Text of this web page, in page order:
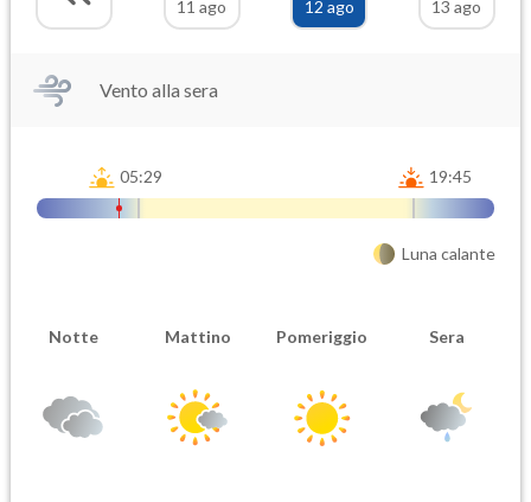
11 ago
12 ago
13 ago
Vento alla sera
05:29 19:45
Luna calante
Notte Mattino Pomeriggio Sera